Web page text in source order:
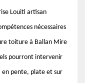
Louiti artisan
nécessaires
toiture à Ballan Mire
pourront intervenir
pente, plate et sur